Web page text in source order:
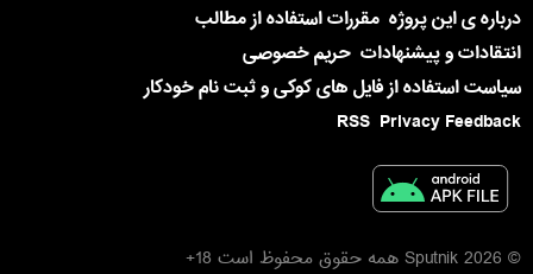
درباره ی این پروژه مقررات استفاده از مطالب
انتقادات و پیشنهادات حریم خصوصی
سیاست استفاده از فایل های کوکی و ثبت نام خودکار
Privacy Feedback
RSS
© 2026 Sputnik همه حقوق محفوظ است 18+